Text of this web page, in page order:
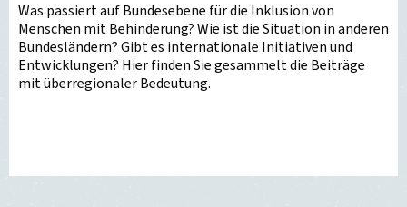
Was passiert auf Bundesebene für die Inklusion von
Menschen mit Behinderung? Wie ist die Situation in anderen
Bundesländern? Gibt es internationale Initiativen und
Entwicklungen? Hier finden Sie gesammelt die Beiträge
mit überregionaler Bedeutung.